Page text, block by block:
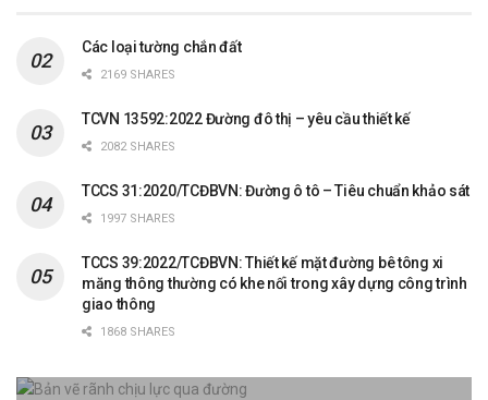
Các loại tường chắn đất
2169 SHARES
TCVN 13592:2022 Đường đô thị – yêu cầu thiết kế
2082 SHARES
TCCS 31:2020/TCĐBVN: Đường ô tô – Tiêu chuẩn khảo sát
1997 SHARES
TCCS 39:2022/TCĐBVN: Thiết kế mặt đường bê tông xi
măng thông thường có khe nối trong xây dựng công trình
giao thông
1868 SHARES